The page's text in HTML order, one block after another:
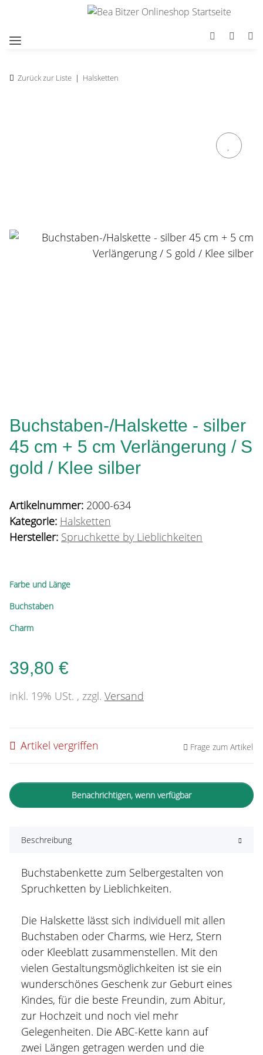
Zurück zur Liste Halsketten
Buchstaben-/Halskette - silber
45 cm + 5 cm Verlängerung / S
gold / Klee silber
Artikelnummer: 2000-634
Kategorie: Halsketten
Hersteller: Spruchkette by Lieblichkeiten
Farbe und Länge
Buchstaben
Charm
39,80 €
inkl. 19% USt. , zzgl. Versand
Artikel vergriffen Frage zum Artikel
Benachrichtigen, wenn verfügbar
Beschreibung
Buchstabenkette zum Selbergestalten von
Spruchketten by Lieblichkeiten.
Die Halskette lässt sich individuell mit allen
Buchstaben oder Charms, wie Herz, Stern
oder Kleeblatt zusammenstellen. Mit den
vielen Gestaltungsmöglichkeiten ist sie ein
wunderschönes Geschenk zur Geburt eines
Kindes, für die beste Freundin, zum Abitur,
zur Hochzeit und noch viel mehr
Gelegenheiten. Die ABC-Kette kann auf
zwei Längen getragen werden und die